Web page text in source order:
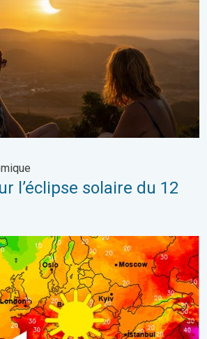
l’éclipse solaire du 12
la chaleur en France. Nette hausse du